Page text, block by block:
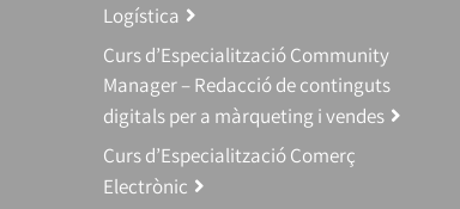
Logística
Curs d’Especialització Community
Manager – Redacció de continguts
digitals per a màrqueting i vendes
Curs d’Especialització Comerç
Electrònic